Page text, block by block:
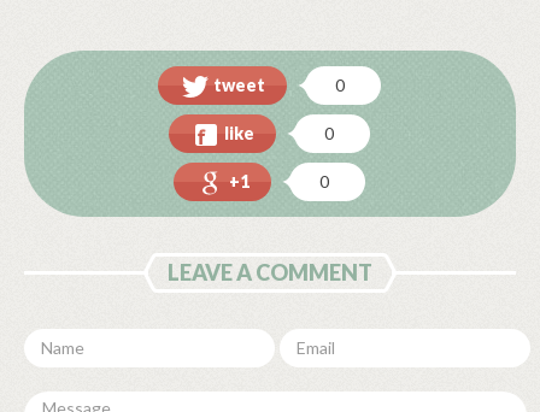
tweet 0
like 0
+1 0
LEAVE A COMMENT